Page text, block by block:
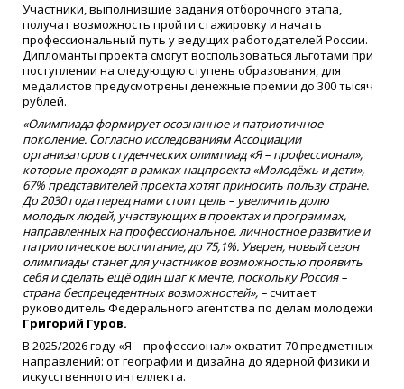
Участники, выполнившие задания отборочного этапа,
получат возможность пройти стажировку и начать
профессиональный путь у ведущих работодателей России.
Дипломанты проекта смогут воспользоваться льготами при
поступлении на следующую ступень образования, для
медалистов предусмотрены денежные премии до 300 тысяч
рублей.
«Олимпиада формирует осознанное и патриотичное
поколение. Согласно исследованиям Ассоциации
организаторов студенческих олимпиад «Я – профессионал»,
которые проходят в рамках нацпроекта «Молодёжь и дети»,
67% представителей проекта хотят приносить пользу стране.
До 2030 года перед нами стоит цель – увеличить долю
молодых людей, участвующих в проектах и программах,
направленных на профессиональное, личностное развитие и
патриотическое воспитание, до 75,1%. Уверен, новый сезон
олимпиады станет для участников возможностью проявить
себя и сделать ещё один шаг к мечте, поскольку Россия –
страна беспрецедентных возможностей», –считает
руководитель Федерального агентства по делам молодежи
Григорий Гуров.
В 2025/2026 году «Я – профессионал» охватит 70 предметных
направлений: от географии и дизайна до ядерной физики и
искусственного интеллекта.